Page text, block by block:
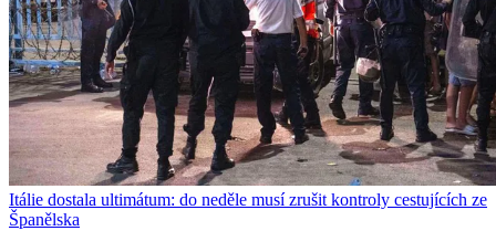
Itálie dostala ultimátum: do neděle musí zrušit kontroly cestujících ze
Španělska